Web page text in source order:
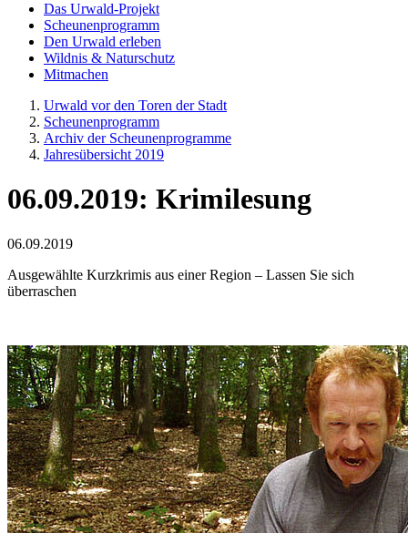
Das Urwald-Projekt
Scheunenprogramm
Den Urwald erleben
Wildnis & Naturschutz
Mitmachen
Urwald vor den Toren der Stadt
Scheunenprogramm
Archiv der Scheunenprogramme
Jahresübersicht 2019
06.09.2019: Krimilesung
06.09.2019
Ausgewählte Kurzkrimis aus einer Region – Lassen Sie sich
überraschen